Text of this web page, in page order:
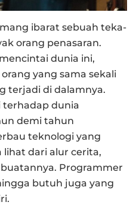
ibarat sebuah teka-
orang penasaran.
dunia ini,
yang sama sekali
terjadi di dalamnya.
terhadap dunia
demi tahun
teknologi yang
lihat dari alur cerita,
Programmer
butuh juga yang